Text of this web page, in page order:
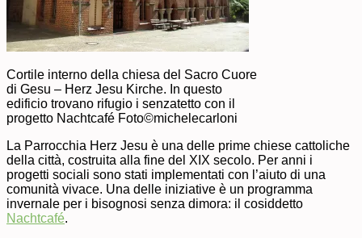
Cortile interno della chiesa del Sacro Cuore
di Gesu – Herz Jesu Kirche. In questo
edificio trovano rifugio i senzatetto con il
progetto Nachtcafé Foto©michelecarloni
La Parrocchia Herz Jesu è una delle prime chiese cattoliche
della città, costruita alla fine del XIX secolo. Per anni i
progetti sociali sono stati implementati con l’aiuto di una
comunità vivace. Una delle iniziative è un programma
invernale per i bisognosi senza dimora: il cosiddetto
Nachtcafé.